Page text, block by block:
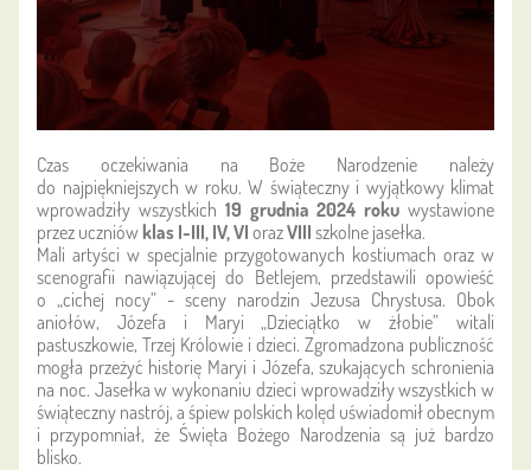
Czas oczekiwania na Boże Narodzenie należy
do najpiękniejszych w roku. W świąteczny i wyjątkowy klimat
wprowadziły wszystkich 19 grudnia 2024 roku wystawione
przez uczniów klas I-III, IV, VI orazVIII szkolne jasełka.
Mali artyści w specjalnie przygotowanych kostiumach oraz w
scenografii nawiązującej do Betlejem, przedstawili opowieść
o „cichej nocy” - sceny narodzin Jezusa Chrystusa. Obok
aniołów, Józefa i Maryi „Dzieciątko w żłobie” witali
pastuszkowie, Trzej Królowie i dzieci. Zgromadzona publiczność
mogła przeżyć historię Maryi i Józefa, szukających schronienia
na noc. Jasełka w wykonaniu dzieci wprowadziły wszystkich w
świąteczny nastrój, a śpiew polskich kolęd uświadomił obecnym
i przypomniał, że Święta Bożego Narodzenia są już bardzo
blisko.